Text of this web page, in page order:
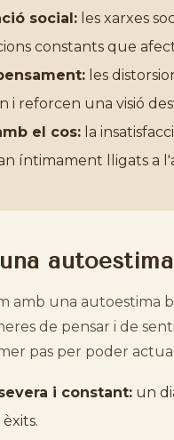
social: les xarxes
constants que
les
i reforcen una visió
el cos: la
íntimament lligats a
amb una autoestima
de pensar i de
pas per poder
i constant: un